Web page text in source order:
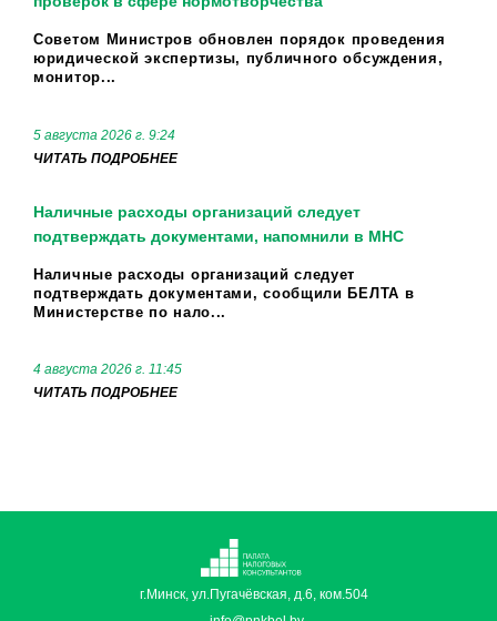
Советом Министров обновлен порядок проведения
юридической экспертизы, публичного обсуждения,
монитор...
5 августа 2026 г. 9:24
ЧИТАТЬ ПОДРОБНЕЕ
Наличные расходы организаций следует
подтверждать документами, напомнили в МНС
Наличные расходы организаций следует
подтверждать документами, сообщили БЕЛТА в
Министерстве по нало...
4 августа 2026 г. 11:45
ЧИТАТЬ ПОДРОБНЕЕ
г.Минск, ул.Пугачёвская, д.6, ком.504